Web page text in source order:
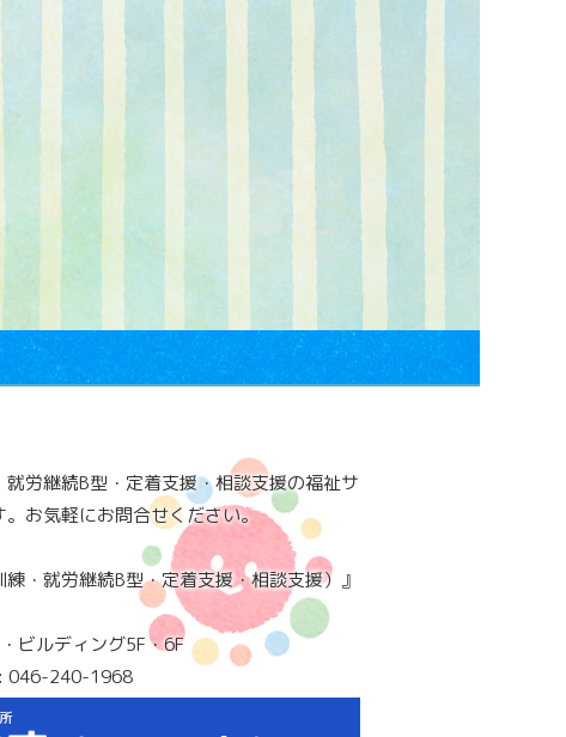
労継続B型・定着支援・相談支援の福祉サ
お気軽にお問合せください。
・就労継続B型・定着支援・相談支援）』
ビルディング5F・6F
046-240-1968